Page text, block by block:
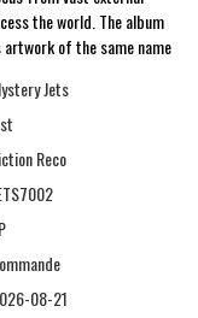
the world. The album
artwork of the same name
Jets
Reco
08-21